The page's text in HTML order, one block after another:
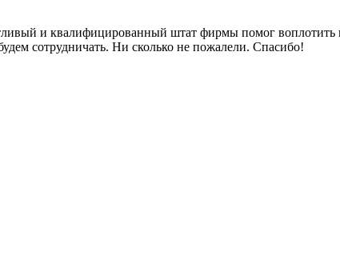
и квалифицированный штат фирмы помог воплотить
сотрудничать. Ни сколько не пожалели. Спасибо!